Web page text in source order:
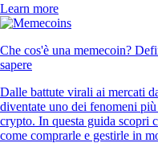
Learn more
Che cos'è una memecoin?
sapere
Dalle battute virali ai mercati
diventate uno dei fenomeni
crypto. In questa guida scopri
come comprarle e gestirle in